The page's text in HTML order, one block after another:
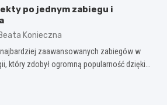
po jednym zabiegu i
Konieczna
zaawansowanych zabiegów w
który zdobył ogromną popularność dzięki…